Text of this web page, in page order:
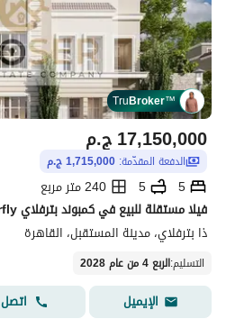
TruBroker™
ج.م17,150,000
الدفعة المقدّمة: 1,715,000 ج.م
5
5
240 متر مربع
ذا بترفلاي، مدينة المستقبل، القاهرة
التسليم:الربع 4 من عام 2028
الإيميل اتصل